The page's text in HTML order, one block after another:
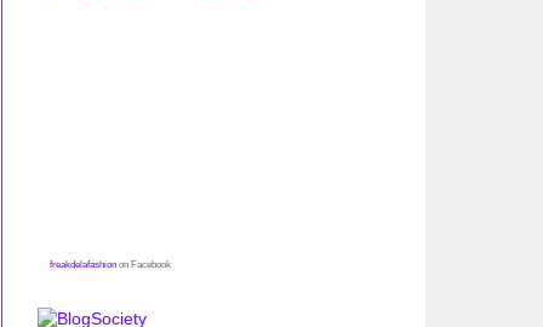
freakdelafashion on Facebook